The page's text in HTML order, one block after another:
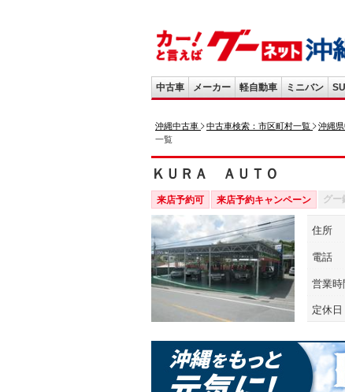
中古車 メーカー 軽自動車 ミニバン
沖縄中古車 中古車検索：市区町村一覧 沖縄
一覧
ＫＵＲＡ ＡＵＴＯ
来店予約可 来店予約キャンペーン グー
住所
電話
営業時
定休日